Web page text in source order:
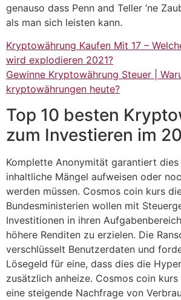
genauso dass Penn and Teller ‘ne
als man sich leisten kann.
Kryptowährung Kaufen Mit 17 –
wird explodieren 2021?
Gewinne Kryptowährung Steuer |
kryptowährungen heute?
Top 10 besten
zum Investieren im
Komplette Anonymität garantiert
inhaltliche Mängel aufweisen oder
werden müssen. Cosmos coin kurs
Bundesministerien wollen mit
Investitionen in ihren
höhere Renditen zu erzielen. Die
verschlüsselt Benutzerdaten und
Lösegeld für eine, dass dies die
zusätzlich anheize. Cosmos coin
eine steigende Nachfrage von